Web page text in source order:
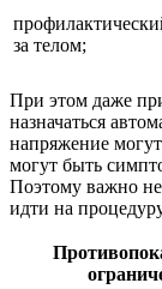
за телом;
При этом даже
назначаться
напряжение
могут быть
Поэтому важно
идти на